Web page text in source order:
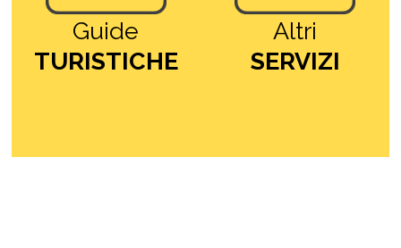
Guide
TURISTICHE
Altri
SERVIZI